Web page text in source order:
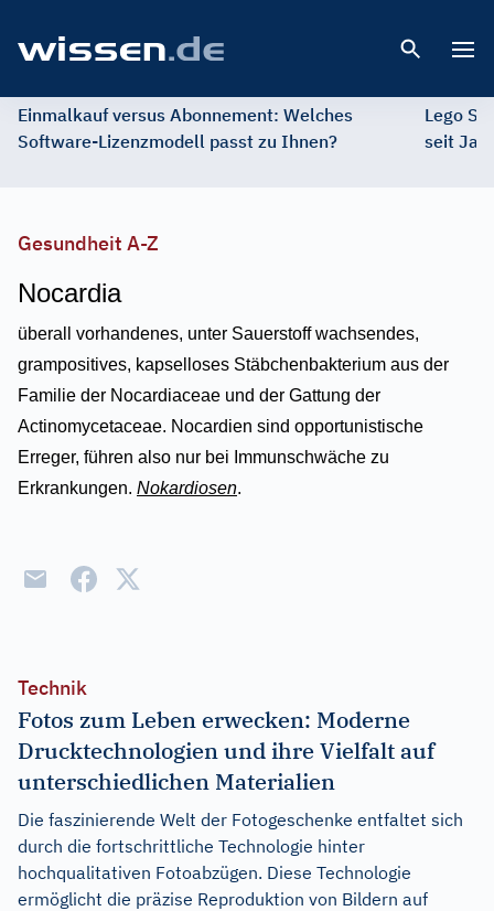
Einmalkauf versus Abonnement: Welches
Software-Lizenzmodell passt zu Ihnen?
Lego
seit
Gesundheit A-Z
Nocardia
überall vorhandenes, unter Sauerstoff wachsendes,
grampositives, kapselloses Stäbchenbakterium aus der
Familie der Nocardiaceae und der Gattung der
Actinomycetaceae. Nocardien sind opportunistische
Erreger, führen also nur bei Immunschwäche zu
Erkrankungen. Nokardiosen.
Technik
Fotos zum Leben erwecken: Moderne
Drucktechnologien und ihre Vielfalt auf
unterschiedlichen Materialien
Die faszinierende Welt der Fotogeschenke entfaltet sich
durch die fortschrittliche Technologie hinter
hochqualitativen Fotoabzügen. Diese Technologie
ermöglicht die präzise Reproduktion von Bildern auf